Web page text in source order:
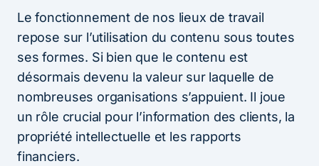
Le fonctionnement de nos lieux de travail
repose sur l’utilisation du contenu sous toutes
ses formes. Si bien que le contenu est
désormais devenu la valeur sur laquelle de
nombreuses organisations s’appuient. Il joue
un rôle crucial pour l’information des clients, la
propriété intellectuelle et les rapports
financiers.